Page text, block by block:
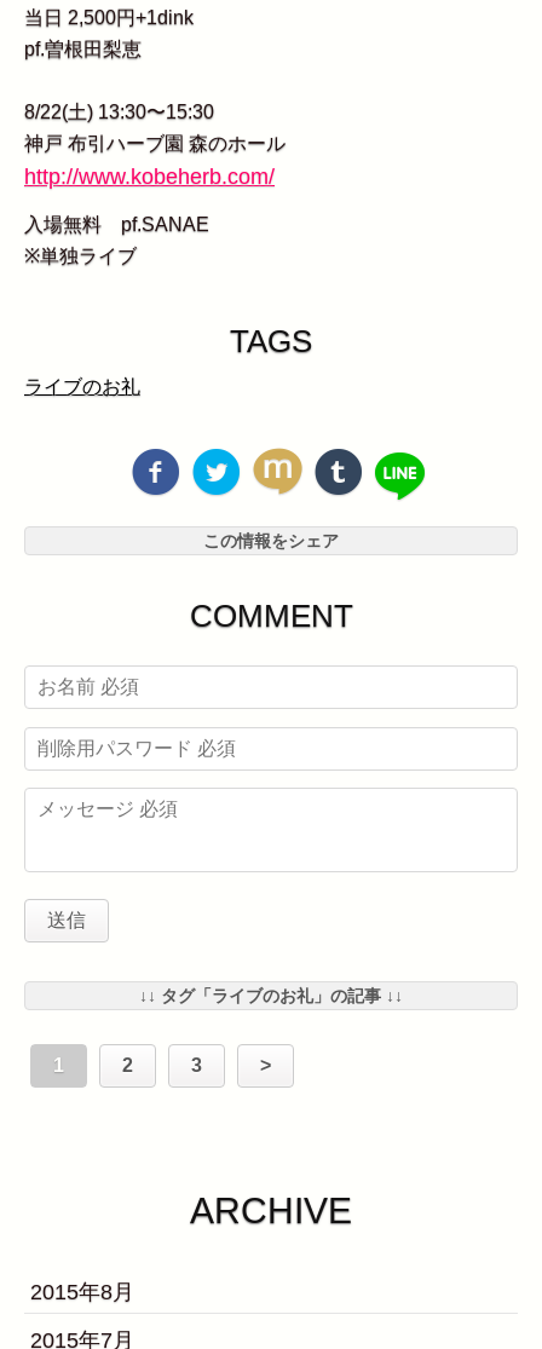
当日 2,500円+1dink
pf.曽根田梨恵
8/22(土) 13:30〜15:30
神戸 布引ハーブ園 森のホール
http://www.kobeherb.com/
入場無料 pf.SANAE
※単独ライブ
TAGS
ライブのお礼
この情報をシェア
COMMENT
↓↓ タグ「ライブのお礼」の記事 ↓↓
1 2 3 >
ARCHIVE
2015年8月
2015年7月